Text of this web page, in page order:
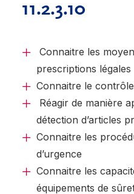
11.2.3.10
Connaitre les
prescriptions légales
Connaitre le
Réagir de manière
détection d’articles
Connaitre les
d’urgence
Connaitre les
équipements de